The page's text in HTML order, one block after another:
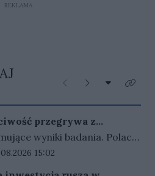
REKLAMA
Poprzednie
Następne
Rozwiń
Kliknij
przegrywa z
Tak tłumaczymy
przekręty
wyniki badania. Polacy
częściej przymykają oko na
artykułu:
15:02